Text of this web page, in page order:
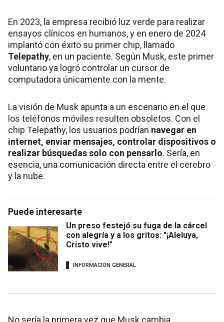
En 2023, la empresa recibió luz verde para realizar
ensayos clínicos en humanos, y en enero de 2024
implantó con éxito su primer chip, llamado
Telepathy, en un paciente. Según Musk, este primer
voluntario ya logró controlar un cursor de
computadora únicamente con la mente.
La visión de Musk apunta a un escenario en el que
los teléfonos móviles resulten obsoletos. Con el
chip Telepathy, los usuarios podrían navegar en
internet, enviar mensajes, controlar dispositivos o
realizar búsquedas solo con pensarlo. Sería, en
esencia, una comunicación directa entre el cerebro
y la nube.
Puede interesarte
Un preso festejó su fuga de la cárcel
con alegría y a los gritos: "¡Aleluya,
Cristo vive!"
INFORMACIÓN GENERAL
No sería la primera vez que Musk cambia